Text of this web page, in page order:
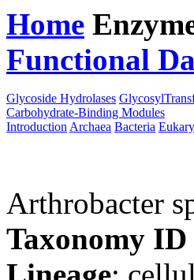
Home
Functional
Glycoside Hydrolases
Carbohydrate-Binding Modules
Introduction Archaea Bacteria
Arthrobacter
Taxonomy ID